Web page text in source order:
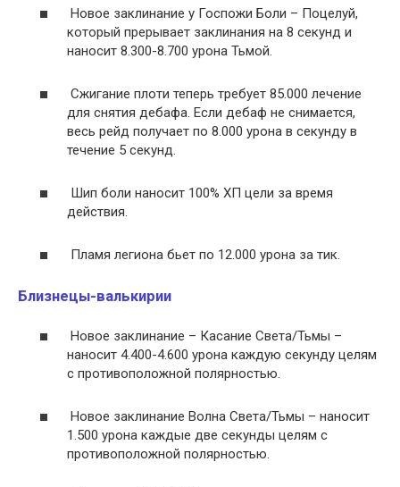
Новое заклинание у Госпожи Боли – Поцелуй,
который прерывает заклинания на 8 секунд и
наносит 8.300-8.700 урона Тьмой.
Сжигание плоти теперь требует 85.000 лечение
для снятия дебафа. Если дебаф не снимается,
весь рейд получает по 8.000 урона в секунду в
течение 5 секунд.
Шип боли наносит 100% ХП цели за время
действия.
Пламя легиона бьет по 12.000 урона за тик.
Близнецы-валькирии
Новое заклинание – Касание Света/Тьмы –
наносит 4.400-4.600 урона каждую секунду целям
с противоположной полярностью.
Новое заклинание Волна Света/Тьмы – наносит
1.500 урона каждые две секунды целям с
противоположной полярностью.